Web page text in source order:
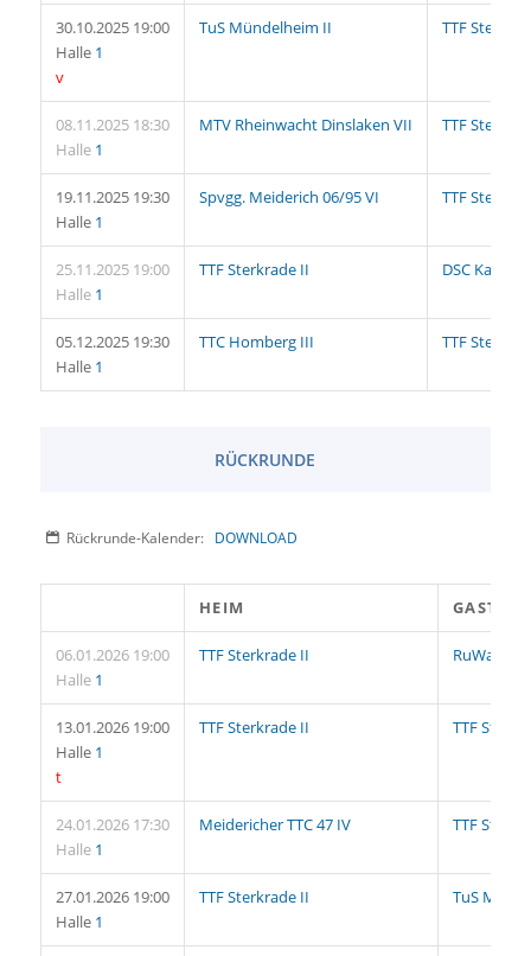
30.10.2025 19:00
Halle 1
v
TuS Mündelheim II TTF
08.11.2025 18:30
Halle 1
MTV Rheinwacht Dinslaken VII TTF
19.11.2025 19:30
Halle 1
Spvgg. Meiderich 06/95 VI TTF
25.11.2025 19:00
Halle 1
TTF Sterkrade II DSC
05.12.2025 19:30
Halle 1
TTC Homberg III TTF
RÜCKRUNDE
Rückrunde-Kalender: DOWNLOAD
HEIM GAST
06.01.2026 19:00
Halle 1
TTF Sterkrade II RuWa
13.01.2026 19:00
Halle 1
t
TTF Sterkrade II TTF
24.01.2026 17:30
Halle 1
Meidericher TTC 47 IV TTF
27.01.2026 19:00
Halle 1
TTF Sterkrade II TuS